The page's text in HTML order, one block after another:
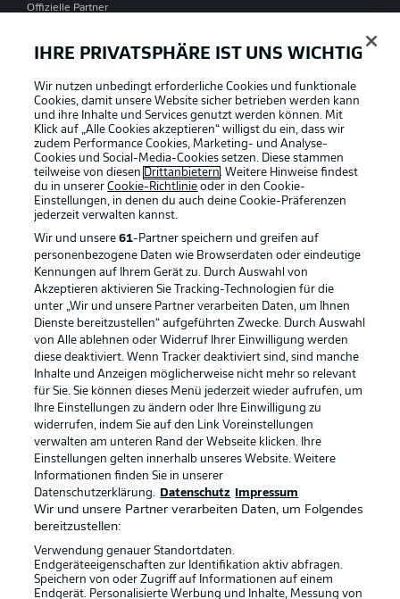
Offizielle Partner
Rechtliche Hinweise Voreinstellungen verwalten
Datenschutz Nutzungsbedingungen
Broadcaster Kontakt
Jobs Impressum
Partner Spieler
Liveticker
IHRE PRIVATSPHÄRE IST UNS WICHTIG
Wir nutzen unbedingt erforderliche Cookies und funktionale
Cookies, damit unsere Website sicher betrieben werden kann
und ihre Inhalte und Services genutzt werden können. Mit
Klick auf „Alle Cookies akzeptieren“ willigst du ein, dass wir
zudem Performance Cookies, Marketing- und Analyse-
Cookies und Social-Media-Cookies setzen. Diese stammen
teilweise von diesen Drittanbietern. Weitere Hinweise findest
du in unsererCookie-Richtlinie oder in den Cookie-
Einstellungen, in denen du auch deine Cookie-Präferenzen
jederzeit verwalten kannst.
Wir und unsere61-Partner speichern und greifen auf
personenbezogene Daten wie Browserdaten oder eindeutige
Kennungen auf Ihrem Gerät zu. Durch Auswahl von
Akzeptieren aktivieren Sie Tracking-Technologien für die
unter „Wir und unsere Partner verarbeiten Daten, um Ihnen
Dienste bereitzustellen“ aufgeführten Zwecke. Durch Auswahl
von Alle ablehnen oder Widerruf Ihrer Einwilligung werden
diese deaktiviert. Wenn Tracker deaktiviert sind, sind manche
Inhalte und Anzeigen möglicherweise nicht mehr so relevant
für Sie. Sie können dieses Menü jederzeit wieder aufrufen, um
Ihre Einstellungen zu ändern oder Ihre Einwilligung zu
widerrufen, indem Sie auf den Link Voreinstellungen
verwalten am unteren Rand der Webseite klicken. Ihre
Einstellungen gelten innerhalb unseres Website. Weitere
Informationen finden Sie in unserer
Datenschutzerklärung.
Datenschutz Impressum
Wir und unsere Partner verarbeiten Daten, um Folgendes
bereitzustellen:
Verwendung genauer Standortdaten.
Endgeräteeigenschaften zur Identifikation aktiv abfragen.
Speichern von oder Zugriff auf Informationen auf einem
Endgerät. Personalisierte Werbung und Inhalte, Messung von